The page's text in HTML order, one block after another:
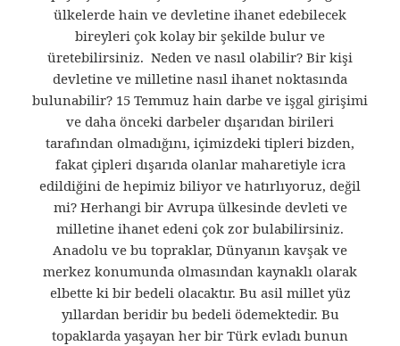
ülkelerde hain ve devletine ihanet edebilecek
bireyleri çok kolay bir şekilde bulur ve
üretebilirsiniz. Neden ve nasıl olabilir? Bir kişi
devletine ve milletine nasıl ihanet noktasında
bulunabilir? 15 Temmuz hain darbe ve işgal girişimi
ve daha önceki darbeler dışarıdan birileri
tarafından olmadığını, içimizdeki tipleri bizden,
fakat çipleri dışarıda olanlar maharetiyle icra
edildiğini de hepimiz biliyor ve hatırlıyoruz, değil
mi? Herhangi bir Avrupa ülkesinde devleti ve
milletine ihanet edeni çok zor bulabilirsiniz.
Anadolu ve bu topraklar, Dünyanın kavşak ve
merkez konumunda olmasından kaynaklı olarak
elbette ki bir bedeli olacaktır. Bu asil millet yüz
yıllardan beridir bu bedeli ödemektedir. Bu
topaklarda yaşayan her bir Türk evladı bunun